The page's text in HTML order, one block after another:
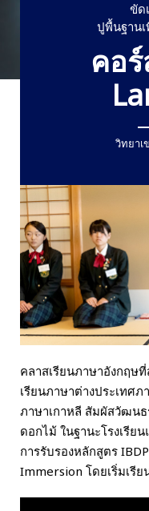
ขัด
ปูพื้นฐาน
คอ
วิทยาเ
คลาสเรียนภาษาอังกฤษ
เรียนภาษาต่างประเทศ
ภาษาเกาหลี สัมผัสวัฒน
ดอกไม้ ในฐานะโรงเรีย
การรับรองหลักสูตร
Immersion โดยเริ่มเรี